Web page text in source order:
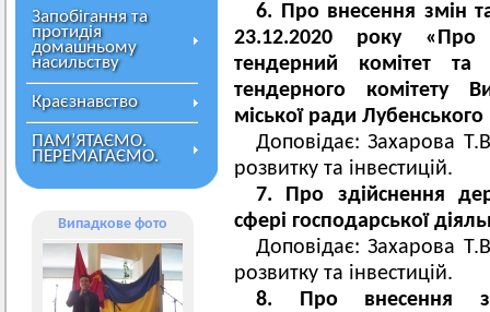
Запобігання та
протидія
домашньому
насильству
Краєзнавство
ПАМ’ЯТАЄМО.
ПЕРЕМАГАЄМО.
Випадкове фото
6. Про внесення змін
23.12.2020 року
тендерний комітет
тендерного комітету
міської ради
Доповідає: Захарова
розвитку та інвестицій.
7. Про здійснення
сфері господарської
Доповідає: Захарова
розвитку та інвестицій.
8. Про внесення